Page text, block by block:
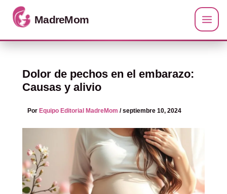
Ir al contenido
Dolor de pechos en el embarazo:
Causas y alivio
Por Equipo Editorial MadreMom /septiembre 10, 2024